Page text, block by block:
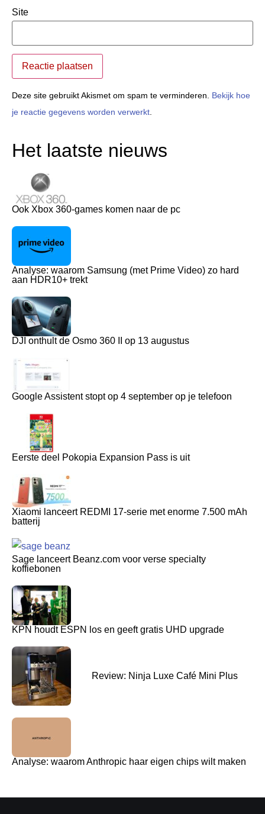
Site
Deze site gebruikt Akismet om spam te verminderen. Bekijk hoe
je reactie gegevens worden verwerkt.
Het laatste nieuws
Ook Xbox 360-games komen naar de pc
Analyse: waarom Samsung (met Prime Video) zo hard
aan HDR10+ trekt
DJI onthult de Osmo 360 II op 13 augustus
Google Assistent stopt op 4 september op je telefoon
Eerste deel Pokopia Expansion Pass is uit
Xiaomi lanceert REDMI 17-serie met enorme 7.500 mAh
batterij
Sage lanceert Beanz.com voor verse specialty
koffiebonen
KPN houdt ESPN los en geeft gratis UHD upgrade
Review: Ninja Luxe Café Mini Plus
Analyse: waarom Anthropic haar eigen chips wilt maken